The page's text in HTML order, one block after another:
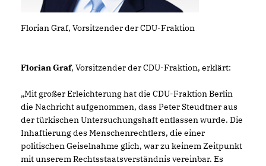
Florian Graf, Vorsitzender der CDU-Fraktion
Florian Graf, Vorsitzender der CDU-Fraktion, erklärt:
Mit großer Erleichterung hat die CDU-Fraktion Berlin
die Nachricht aufgenommen, dass Peter Steudtner aus
der türkischen Untersuchungshaft entlassen wurde. Die
Inhaftierung des Menschenrechtlers, die einer
politischen Geiselnahme glich, war zu keinem Zeitpunkt
mit unserem Rechtsstaatsverständnis vereinbar. Es